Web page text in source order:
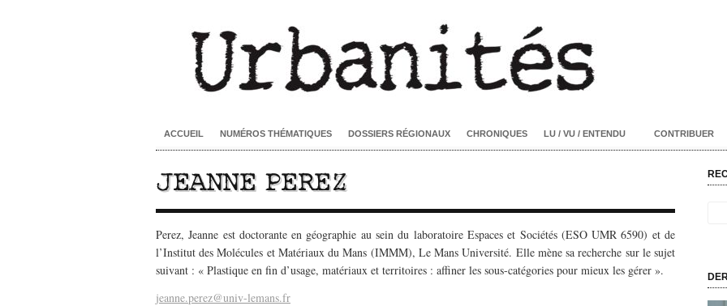
ACCUEIL NUMÉROS THÉMATIQUES DOSSIERS RÉGIONAUX CHRONIQUES LU / VU / ENTENDU CONTRIBUER
JEANNE PEREZ
Perez, Jeanne est doctorante en géographie au sein du laboratoire Espaces et Sociétés (ESO UMR 6590) et de
l’Institut des Molécules et Matériaux du Mans (IMMM), Le Mans Université. Elle mène sa recherche sur le sujet
suivant : « Plastique en fin d’usage, matériaux et territoires : affiner les sous-catégories pour mieux les gérer ».
jeanne.perez@univ-lemans.fr